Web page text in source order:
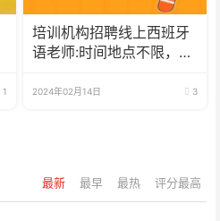
1
培训机构招聘线上西班牙
语老师:时间地点不限，可
2024年02月14日 3
最新 最早 最热 评分最高